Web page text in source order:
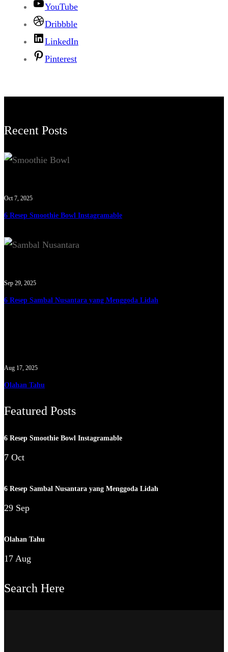
YouTube
Dribbble
LinkedIn
Pinterest
Recent Posts
Oct 7, 2025
6 Resep Smoothie Bowl Instagramable
Sep 29, 2025
6 Resep Sambal Nusantara yang Menggoda Lidah
Aug 17, 2025
Olahan Tahu
Featured Posts
6 Resep Smoothie Bowl Instagramable
7 Oct
6 Resep Sambal Nusantara yang Menggoda Lidah
29 Sep
Olahan Tahu
17 Aug
Search Here